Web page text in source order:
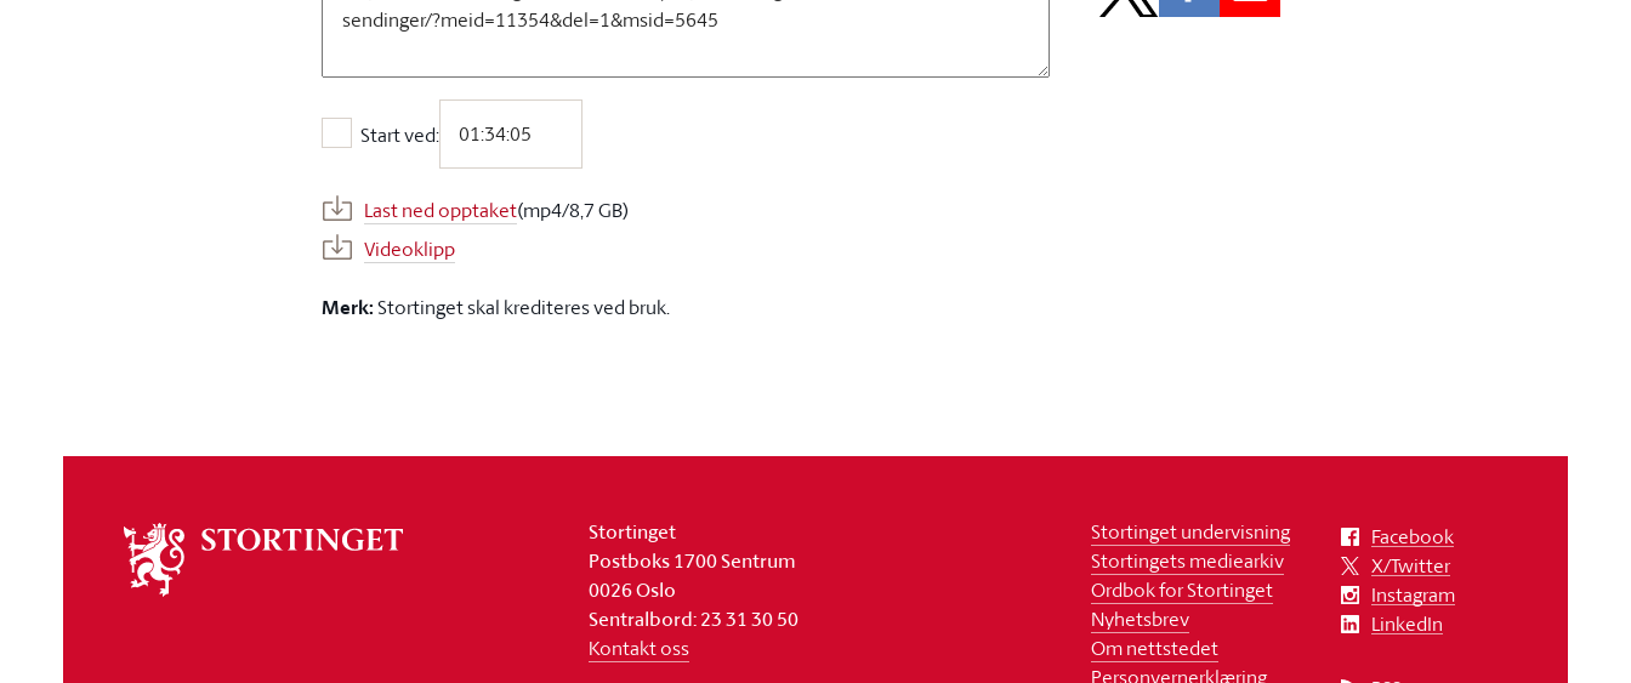
Start ved:
Start ved:
Last ned opptaket(mp4/8,7 GB)
Videoklipp
Merk:Stortinget skal krediteres ved bruk.
stortinget
Stortinget
Postboks 1700 Sentrum
0026 Oslo
Sentralbord: 23 31 30 50
Kontakt oss
Stortinget undervisning
Stortingets mediearkiv
Ordbok for Stortinget
Nyhetsbrev
Om nettstedet
Personvernerklæring
Facebook
X/Twitter
Instagram
LinkedIn